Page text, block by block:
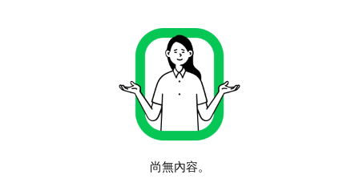
尚無內容。